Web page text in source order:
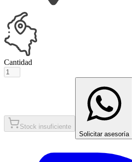
Cantidad
Stock insuficiente
Solicitar asesoría